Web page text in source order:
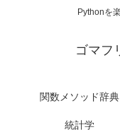
Pythonを
ゴマフ
関数メソッド辞典
統計学